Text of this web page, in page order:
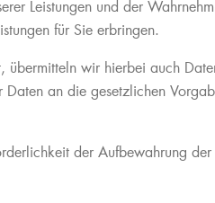
Leistungen und der
für Sie erbringen.
übermitteln wir hierbei auch
Daten an die gesetzlichen
der Aufbewahrung